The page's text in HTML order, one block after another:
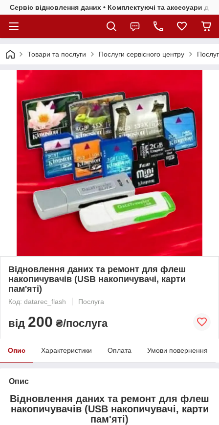
Сервіс відновлення даних • Комплектуючі та аксесуари
Товари та послуги Послуги сервісного центру
Відновлення даних та ремонт для флеш
накопичувачів (USB накопичувачі, карти
пам'яті)
Код: datarec_flash Послуга
від 200 ₴/послуга
Опис Характеристики Оплата Умови повернення
Опис
Відновлення даних та ремонт для флеш
накопичувачів (USB накопичувачі, карти
пам'яті)